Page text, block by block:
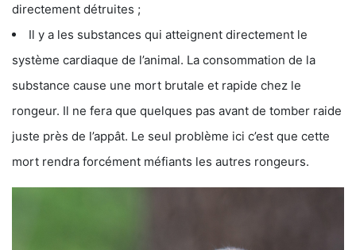
directement détruites ;
Il y a les substances qui atteignent directement le
système cardiaque de l’animal. La consommation de la
substance cause une mort brutale et rapide chez le
rongeur. Il ne fera que quelques pas avant de tomber raide
juste près de l’appât. Le seul problème ici c’est que cette
mort rendra forcément méfiants les autres rongeurs.